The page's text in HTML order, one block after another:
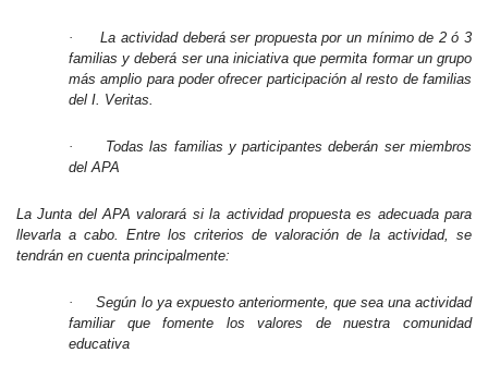
·
La actividad deberá ser propuesta por un mínimo de 2 ó 3
familias y deberá ser una iniciativa que permita formar un grupo
más amplio para poder ofrecer participación al resto de familias
del I. Veritas.
·
Todas las familias y participantes deberán ser miembros
del APA
La Junta del APA valorará si la actividad propuesta es adecuada para
llevarla a cabo. Entre los criterios de valoración de la actividad, se
tendrán en cuenta principalmente:
·
Según lo ya expuesto anteriormente, que sea una actividad
familiar que fomente los valores de nuestra comunidad
educativa